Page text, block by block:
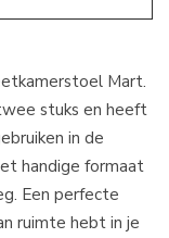
Mart.
stuks en heeft
in de
handige formaat
Een perfecte
ruimte hebt in je